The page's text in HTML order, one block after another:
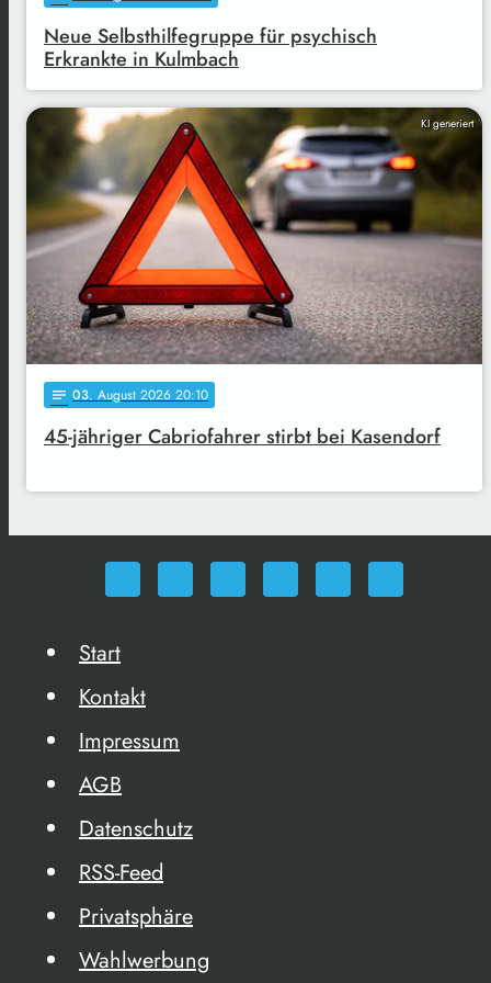
Neue Selbsthilfegruppe für psychisch
Erkrankte in Kulmbach
KI generiert
notes 03. August 2026 20:10
45-jähriger Cabriofahrer stirbt bei Kasendorf
Start
Kontakt
Impressum
AGB
Datenschutz
RSS-Feed
Privatsphäre
Wahlwerbung